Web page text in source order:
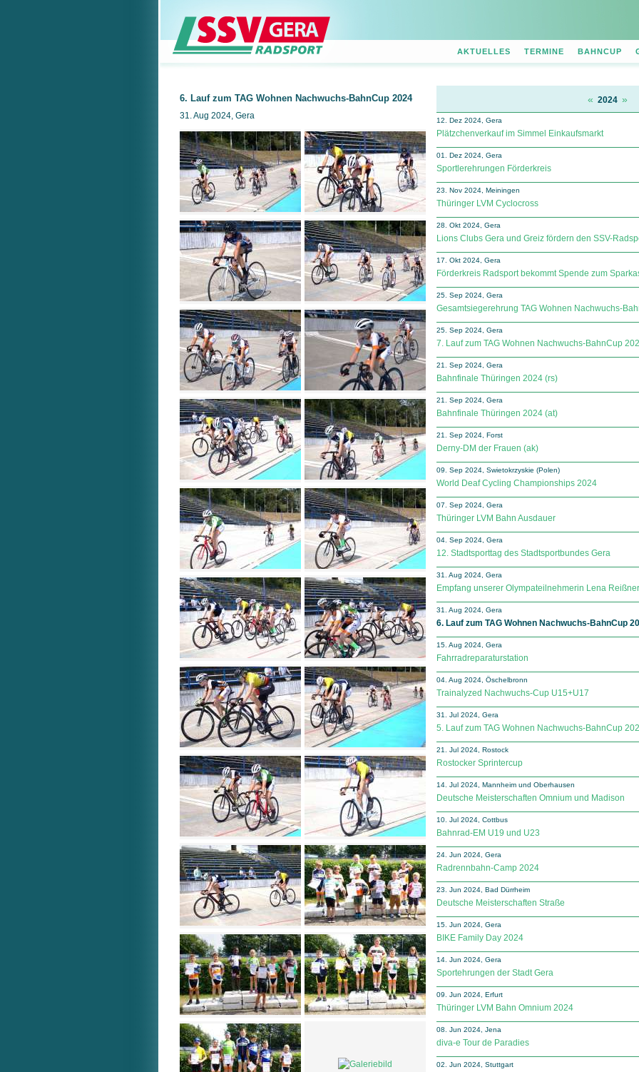
AKTUELLES TERMINE BAHNCUP
6. Lauf zum TAG Wohnen Nachwuchs-BahnCup 2024
31. Aug 2024, Gera
« 2024 »
12. Dez 2024, Gera
Plätzchenverkauf im Simmel Einkaufsmarkt
01. Dez 2024, Gera
Sportlerehrungen Förderkreis
23. Nov 2024, Meiningen
Thüringer LVM Cyclocross
28. Okt 2024, Gera
Lions Clubs Gera und Greiz fördern den SSV-
17. Okt 2024, Gera
Förderkreis Radsport bekommt Spende zum
25. Sep 2024, Gera
Gesamtsiegerehrung TAG Wohnen Nachwuchs-
25. Sep 2024, Gera
7. Lauf zum TAG Wohnen Nachwuchs-BahnCup
21. Sep 2024, Gera
Bahnfinale Thüringen 2024 (rs)
21. Sep 2024, Gera
Bahnfinale Thüringen 2024 (at)
21. Sep 2024, Forst
Derny-DM der Frauen (ak)
09. Sep 2024, Swietokrzyskie (Polen)
World Deaf Cycling Championships 2024
07. Sep 2024, Gera
Thüringer LVM Bahn Ausdauer
04. Sep 2024, Gera
12. Stadtsporttag des Stadtsportbundes Gera
31. Aug 2024, Gera
Empfang unserer Olympateilnehmerin Lena Reißner
31. Aug 2024, Gera
6. Lauf zum TAG Wohnen Nachwuchs-BahnCup
15. Aug 2024, Gera
Fahrradreparaturstation
04. Aug 2024, Öschelbronn
Trainalyzed Nachwuchs-Cup U15+U17
31. Jul 2024, Gera
5. Lauf zum TAG Wohnen Nachwuchs-BahnCup
21. Jul 2024, Rostock
Rostocker Sprintercup
14. Jul 2024, Mannheim und Oberhausen
Deutsche Meisterschaften Omnium und Madison
10. Jul 2024, Cottbus
Bahnrad-EM U19 und U23
24. Jun 2024, Gera
Radrennbahn-Camp 2024
23. Jun 2024, Bad Dürrheim
Deutsche Meisterschaften Straße
15. Jun 2024, Gera
BIKE Family Day 2024
14. Jun 2024, Gera
Sportehrungen der Stadt Gera
09. Jun 2024, Erfurt
Thüringer LVM Bahn Omnium 2024
08. Jun 2024, Jena
diva-e Tour de Paradies
02. Jun 2024, Stuttgart